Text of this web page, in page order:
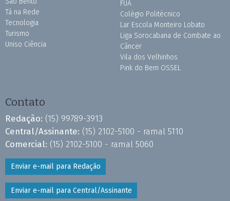
Tá na Rede
Tecnologia
Turismo
Uniso Ciência
FUA
Colégio Politécnico
Lar Escola Monteiro Lobato
Liga Sorocabana de Combate ao
Câncer
Vila dos Velhinhos
Pink do Bem OSSEL
Contato
Redação: (15) 99789-3913
Central/Assinante: (15) 2102-5100 - ramal 5110
Comercial: (15) 2102-5100 - ramal 5060
Enviar e-mail para Redação
Enviar e-mail para Central/Assinante